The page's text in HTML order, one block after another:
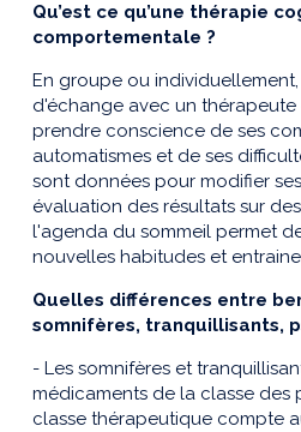
Qu’est ce qu’une thérapie
comportementale ?
En groupe ou
d'échange avec un
prendre conscience de ses
automatismes et de ses
sont données pour modifier
évaluation des résultats sur
l'agenda du sommeil permet
nouvelles habitudes et
Quelles différences entre
somnifères, tranquillisants,
- Les somnifères et
médicaments de la classe des
classe thérapeutique compte